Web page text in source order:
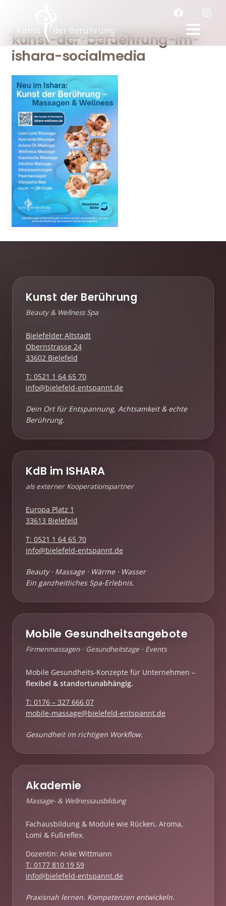
kunst-der-beruehrung-im-
ishara-socialmedia
Kunst der Berührung
Beauty & Wellness Spa
Bielefelder Altstadt
Obernstrasse 24
33602 Bielefeld
T: 0521 1 64 65 70
info@bielefeld-entspannt.de
Dein Ort für Entspannung, Achtsamkeit & echte
Berührung.
KdB im ISHARA
als externer Kooperationspartner
Europa Platz 1
33613 Bielefeld
T: 0521 1 64 65 70
info@bielefeld-entspannt.de
Beauty · Massage · Wärme · Wasser
Ein ganzheitliches Spa-Erlebnis.
Mobile Gesundheitsangebote
Firmenmassagen · Gesundheitstage · Events
Mobile Gesundheits-Konzepte für Unternehmen –
flexibel & standortunabhängig.
T: 0176 – 327 666 07
mobile-massage@bielefeld-entspannt.de
Gesundheit im richtigen Workflow.
Akademie
Massage- & Wellnessausbildung
Fachausbildung & Module wie Rücken, Aroma,
Lomi & Fußreflex.
Dozentin: Anke Wittmann
T: 0177 810 19 59
info@bielefeld-entspannt.de
Praxisnah lernen. Kompetenzen entwickeln.